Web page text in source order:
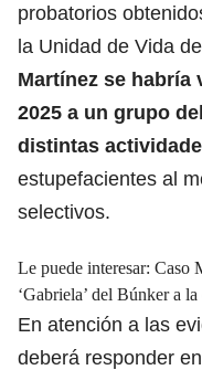
probatorios
la Unidad de Vida
Martínez se habría
2025 a un grupo
distintas
estupefacientes al
selectivos.
Le puede interesar: Caso
‘Gabriela’ del Búnker a
En atención a las
deberá responder